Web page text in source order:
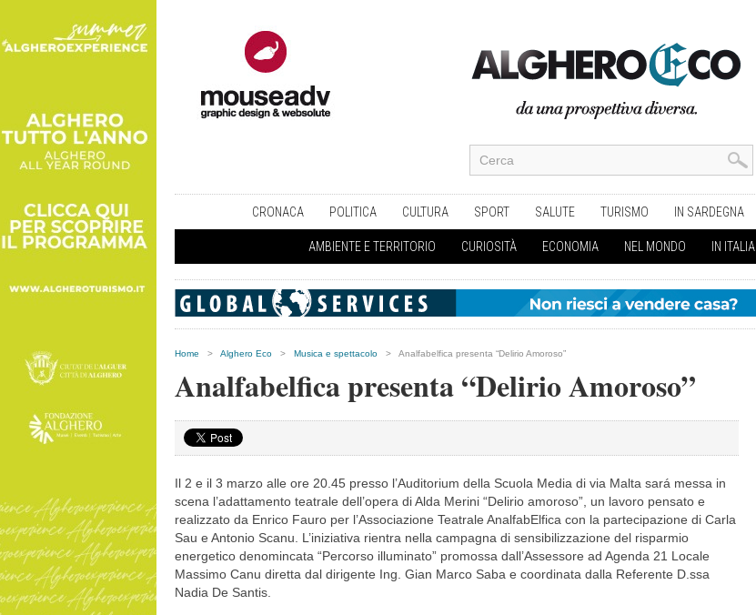
CRONACA POLITICA CULTURA SPORT SALUTE TURISMO IN SARDEGNA
AMBIENTE E TERRITORIO CURIOSITÀ ECONOMIA NEL MONDO IN ITALIA
Home > Alghero Eco > Musica e spettacolo > Analfabelfica presenta “Delirio Amoroso”
Analfabelfica presenta “Delirio Amoroso”
Il 2 e il 3 marzo alle ore 20.45 presso l’Auditorium della Scuola Media di via Malta sará messa in
scena l’adattamento teatrale dell’opera di Alda Merini “Delirio amoroso”, un lavoro pensato e
realizzato da Enrico Fauro per l’Associazione Teatrale AnalfabElfica con la partecipazione di Carla
Sau e Antonio Scanu. L’iniziativa rientra nella campagna di sensibilizzazione del risparmio
energetico denomincata “Percorso illuminato” promossa dall’Assessore ad Agenda 21 Locale
Massimo Canu diretta dal dirigente Ing. Gian Marco Saba e coordinata dalla Referente D.ssa
Nadia De Santis.